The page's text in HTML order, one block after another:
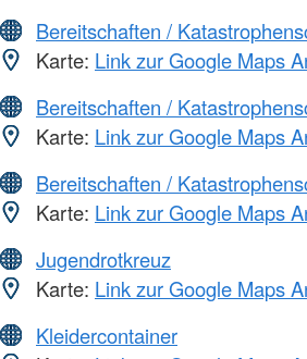
Bereitschaften /
Karte: Link zur Google Maps
Bereitschaften /
Karte: Link zur Google Maps
Bereitschaften /
Karte: Link zur Google Maps
Jugendrotkreuz
Karte: Link zur Google Maps
Kleidercontainer